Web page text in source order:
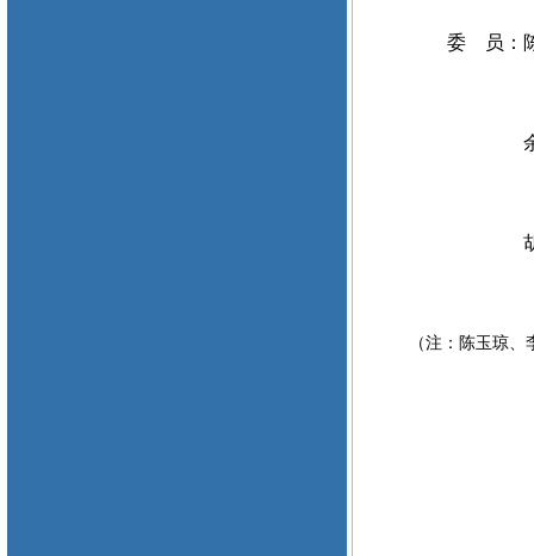
委 员：
余乃刚
胡 文
（注：陈玉琼、